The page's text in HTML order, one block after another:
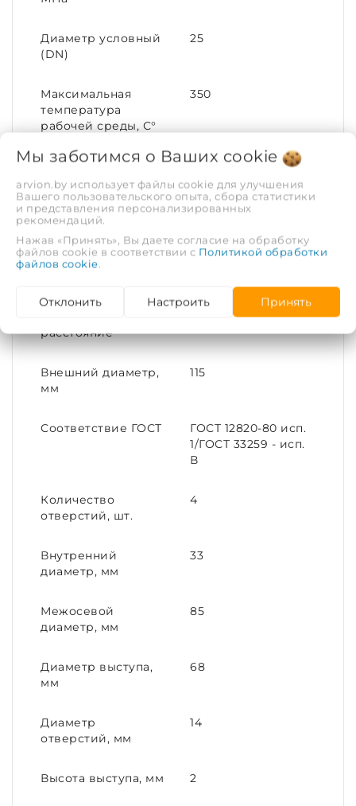
Диаметр условный
(DN)
25
Максимальная
температура
рабочей среды, С°
350
Номинальный
диаметр (DN)
25
Материал корпуса
Номинальное
расстояние
Внешний диаметр,
мм
115
Соответствие ГОСТ
ГОСТ 12820-80 исп.
1/ГОСТ 33259 - исп.
В
Количество
отверстий, шт.
4
Внутренний
диаметр, мм
33
Межосевой
диаметр, мм
85
Диаметр выступа,
мм
68
Диаметр
отверстий, мм
14
Высота выступа, мм 2
Мы заботимся о Ваших cookie
arvion.by использует файлы cookie для улучшения
Вашего пользовательского опыта, сбора статистики
и представления персонализированных
рекомендаций.
Нажав «Принять», Вы даете согласие на обработку
файлов cookie в соответствии с Политикой обработки
файлов cookie.
Отклонить Настроить Принять